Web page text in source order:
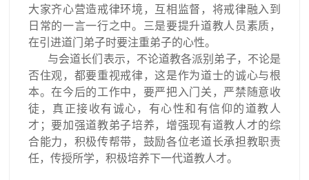
大家齐心营造戒律环境，互相监督，将戒律融入到
日常的一言一行之中。三是要提升道教人员素质，
在引进道门弟子时要注重弟子的心性。
与会道长们表示，不论道教各派别弟子，不论是
否住观，都要重视戒律，这是作为道士的诚心与根
本。在今后的工作中，要严把入门关，严禁随意收
徒，真正接收有诚心，有心性和有信仰的道教人
才；要加强道教弟子培养，增强现有道教人才的综
合能力，积极传帮带，鼓励各位老道长承担教职责
任，传授所学，积极培养下一代道教人才。